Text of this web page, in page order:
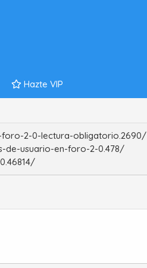
Hazte VIP
2-0-lectura-obligatorio.2690/
usuario-en-foro-2-0.478/